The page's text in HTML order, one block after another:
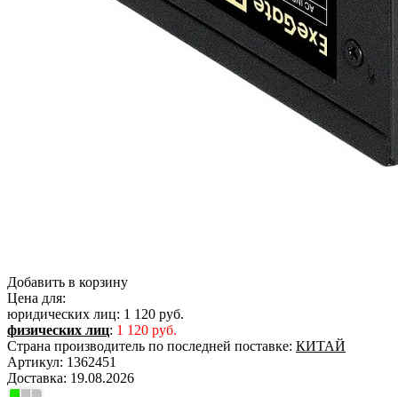
Добавить в корзину
Цена для:
юридических лиц: 1 120 руб.
физических лиц: 1 120 руб.
Страна производитель по последней поставке: КИТАЙ
Артикул: 1362451
Доставка: 19.08.2026